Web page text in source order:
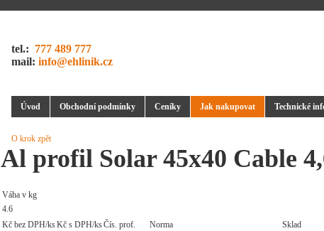
tel.: 777 489 777
mail: info@ehlinik.cz
Úvod Obchodní podmínky Ceníky Jak nakupovat Technické
O krok zpět
Al profil Solar 45x40 Cable
Váha v kg
4.6
Kč bez DPH/ksKč s DPH/ksČís. prof. Norma
Sklad